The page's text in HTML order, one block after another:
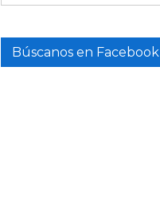
Búscanos en Facebook